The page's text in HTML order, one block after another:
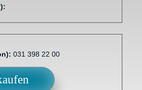
031 398 22 00